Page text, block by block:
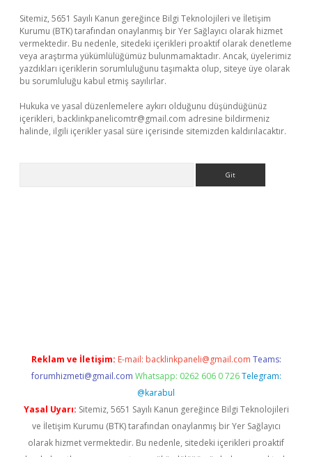
Sitemiz, 5651 Sayılı Kanun gereğince Bilgi Teknolojileri ve İletişim
Kurumu (BTK) tarafından onaylanmış bir Yer Sağlayıcı olarak hizmet
vermektedir. Bu nedenle, sitedeki içerikleri proaktif olarak denetleme
veya araştırma yükümlülüğümüz bulunmamaktadır. Ancak, üyelerimiz
yazdıkları içeriklerin sorumluluğunu taşımakta olup, siteye üye olarak
bu sorumluluğu kabul etmiş sayılırlar.
Hukuka ve yasal düzenlemelere aykırı olduğunu düşündüğünüz
içerikleri, backlinkpanelicomtr@gmail.com adresine bildirmeniz
halinde, ilgili içerikler yasal süre içerisinde sitemizden kaldırılacaktır.
Reklam ve İletişim: E-mail: backlinkpaneli@gmail.com Teams:
forumhizmeti@gmail.com Whatsapp: 0262 606 0 726 Telegram:
@karabul
Yasal Uyarı: Sitemiz, 5651 Sayılı Kanun gereğince Bilgi Teknolojileri
ve İletişim Kurumu (BTK) tarafından onaylanmış bir Yer Sağlayıcı
olarak hizmet vermektedir. Bu nedenle, sitedeki içerikleri proaktif